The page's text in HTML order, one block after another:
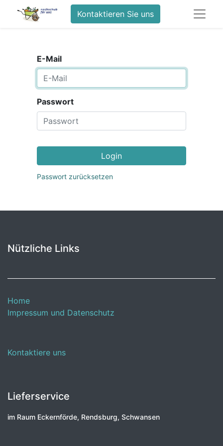
Kontaktieren Sie uns
E-Mail
Passwort
Login
Passwort zurücksetzen
Nützliche Links
Home
Impressum und Datenschutz
Kontaktiere uns
Lieferservice
im Raum Eckernförde, Rendsburg, Schwansen